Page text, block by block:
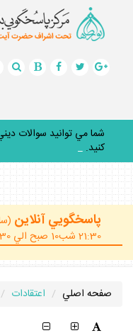
كنيد. _
پاسخگويي آنلاين
21:30 شب10 صبح الي 11:30 ظهر)
صفحه اصلي اعتقادات